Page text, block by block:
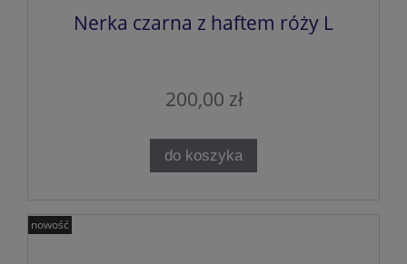
Nerka czarna z haftem róży L
200,00 zł
do koszyka
nowość